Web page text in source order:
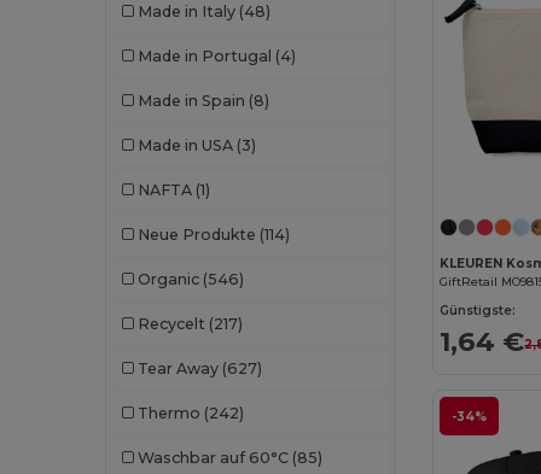
Made in Italy (48)
Made in Portugal (4)
Made in Spain (8)
Made in USA (3)
NAFTA (1)
Neue Produkte (114)
Organic (546)
Recycelt (217)
Tear Away (627)
Thermo (242)
Waschbar auf 60°C (85)
KLEUREN
GiftRetail
Günstigste:
1,64 €
-34%